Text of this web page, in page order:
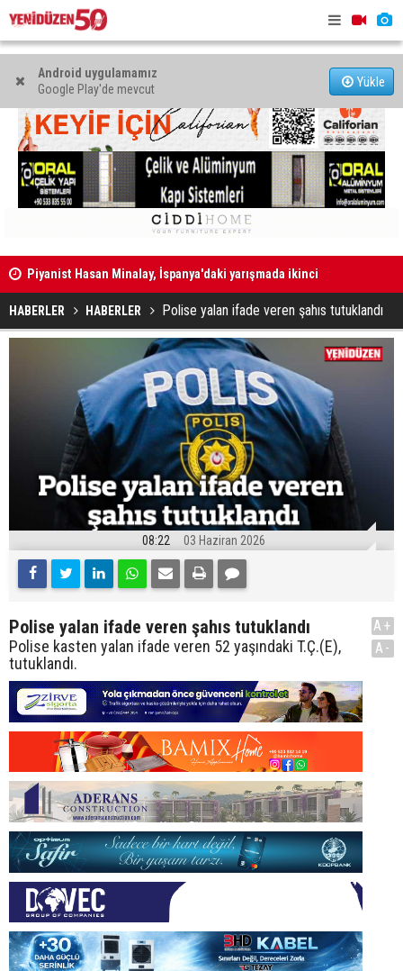
Android uygulamamız
Google Play'de mevcut
Yükle
Piyanist Hasan Minalay, İspanya'daki yarışmada ikinci
oldu
Meta'ya çocuk güvenliği davasında yarım milyar dolar
ceza
biletini
HABERLER HABERLER Polise yalan ifade veren şahıs tutuklandı
08:22 03 Haziran 2026
Polise yalan ifade veren şahıs tutuklandı
Polise kasten yalan ifade veren 52 yaşındaki T.Ç.(E),
tutuklandı.
A+
A-